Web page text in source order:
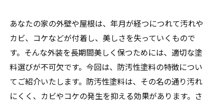
あなたの家の外壁や屋根は、年月が経つにつれて汚れや
カビ、コケなどが付着し、美しさを失っていくもので
す。そんな外装を長期間美しく保つためには、適切な塗
料選びが不可欠です。今回は、防汚性塗料の特徴につい
てご紹介いたします。防汚性塗料は、その名の通り汚れ
にくく、カビやコケの発生を抑える効果があります。さ